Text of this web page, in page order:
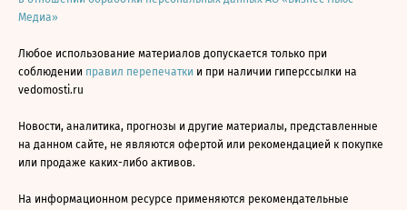
Медиа»
Любое использование материалов допускается только при
соблюдении правил перепечатки и при наличии гиперссылки на
vedomosti.ru
Новости, аналитика, прогнозы и другие материалы, представленные
на данном сайте, не являются офертой или рекомендацией к покупке
или продаже каких-либо активов.
На информационном ресурсе применяются рекомендательные